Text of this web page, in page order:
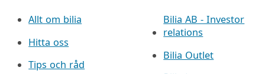
Allt om bilia
Hitta oss
Tips och råd
Bilia AB - Investor
relations
Bilia Outlet